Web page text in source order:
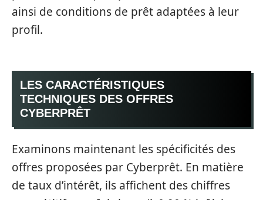
ainsi de conditions de prêt adaptées à leur
profil.
LES CARACTÉRISTIQUES
TECHNIQUES DES OFFRES
CYBERPRÊT
Examinons maintenant les spécificités des
offres proposées par Cyberprêt. En matière
de taux d’intérêt, ils affichent des chiffres